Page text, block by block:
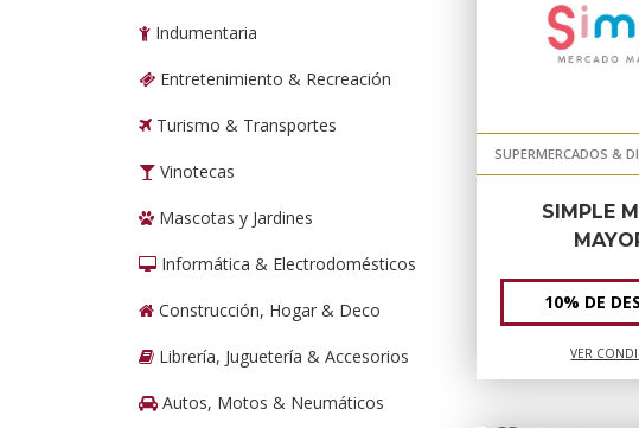
Indumentaria
Entretenimiento & Recreación
Turismo & Transportes
Vinotecas
Mascotas y Jardines
Informática & Electrodomésticos
Construcción, Hogar & Deco
Librería, Juguetería & Accesorios
Autos, Motos & Neumáticos
SUPERMERCADOS &
SIMPLE
10% DE
VER